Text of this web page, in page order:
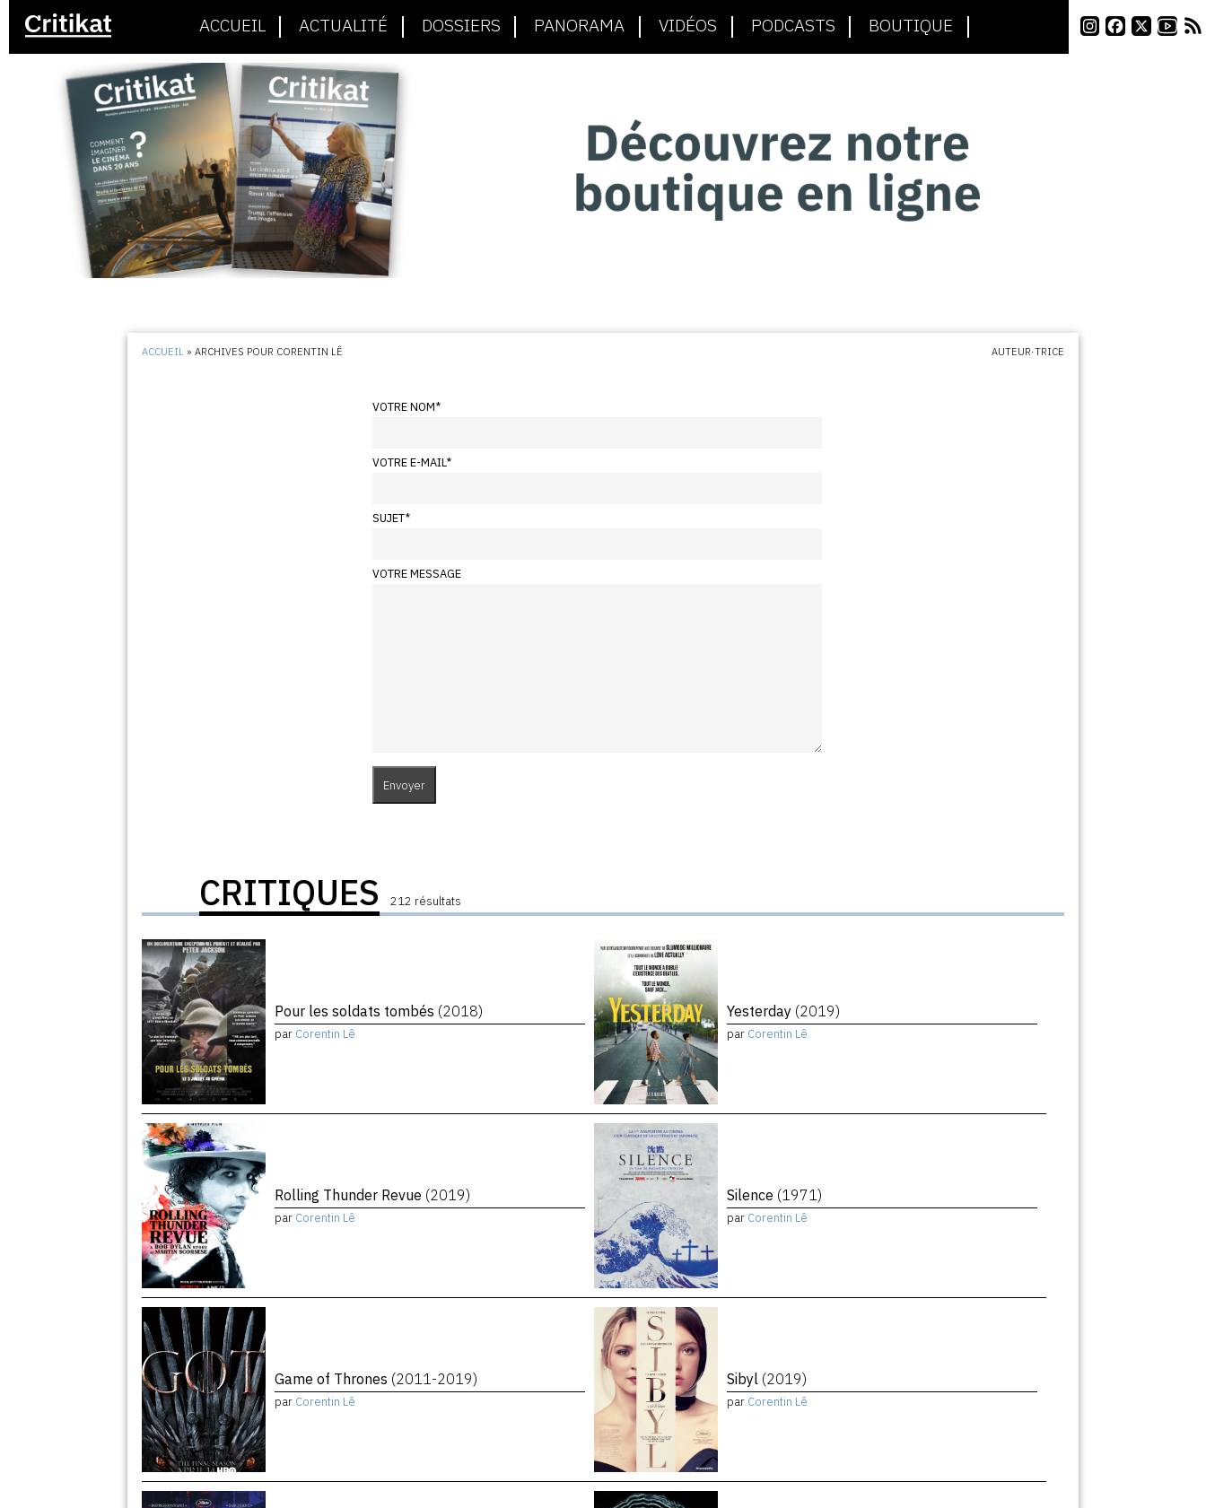
ACCUEIL ACTUALITÉ DOSSIERS PANORAMA VIDÉOS PODCASTS BOUTIQUE
ACCUEIL »ARCHIVES POUR CORENTIN LÊ AUTEUR·TRICE
VOTRE NOM*
VOTRE E-MAIL*
SUJET*
VOTRE MESSAGE
CRITIQUES 212 résultats
Pour les soldats tombés (2018)
par Corentin Lê
Yesterday (2019)
par Corentin Lê
Rolling Thunder Revue (2019)
par Corentin Lê
Silence (1971)
par Corentin Lê
Game of Thrones (2011-2019)
par Corentin Lê
Sibyl (2019)
par Corentin Lê